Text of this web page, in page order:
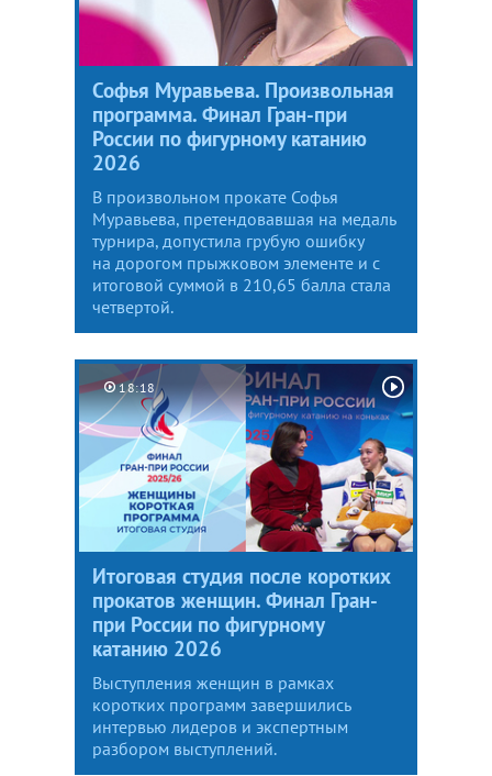
Софья Муравьева. Произвольная
программа. Финал Гран-при
России по фигурному катанию
2026
В произвольном прокате Софья
Муравьева, претендовавшая на медаль
турнира, допустила грубую ошибку
на дорогом прыжковом элементе и с
итоговой суммой в 210,65 балла стала
четвертой.
18:18
Итоговая студия после коротких
прокатов женщин. Финал Гран-
при России по фигурному
катанию 2026
Выступления женщин в рамках
коротких программ завершились
интервью лидеров и экспертным
разбором выступлений.